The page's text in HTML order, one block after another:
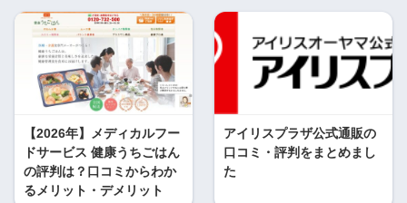
【2026年】メディカルフー
ドサービス 健康うちごはん
の評判は？口コミからわか
るメリット・デメリット
アイリスプラザ公式通販の
口コミ・評判をまとめまし
た